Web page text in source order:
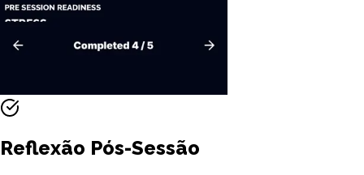
Reflexão Pós-Sessão